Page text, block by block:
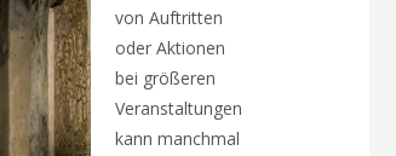
von Auftritten
oder Aktionen
bei größeren
Veranstaltungen
kann manchmal